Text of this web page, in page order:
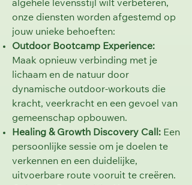
algehele levensstijl wilt verbeteren,
onze diensten worden afgestemd op
jouw unieke behoeften:
Outdoor Bootcamp Experience:
Maak opnieuw verbinding met je
lichaam en de natuur door
dynamische outdoor-workouts die
kracht, veerkracht en een gevoel van
gemeenschap opbouwen.
Healing & Growth Discovery Call: Een
persoonlijke sessie om je doelen te
verkennen en een duidelijke,
uitvoerbare route vooruit te creëren.